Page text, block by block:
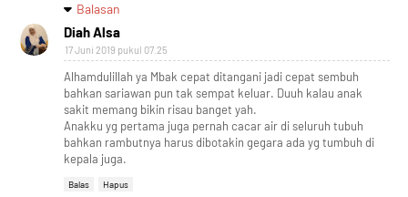
Balasan
Diah Alsa
17 Juni 2019 pukul 07.25
Alhamdulillah ya Mbak cepat ditangani jadi cepat sembuh
bahkan sariawan pun tak sempat keluar. Duuh kalau anak
sakit memang bikin risau banget yah.
Anakku yg pertama juga pernah cacar air di seluruh tubuh
bahkan rambutnya harus dibotakin gegara ada yg tumbuh di
kepala juga.
Balas Hapus